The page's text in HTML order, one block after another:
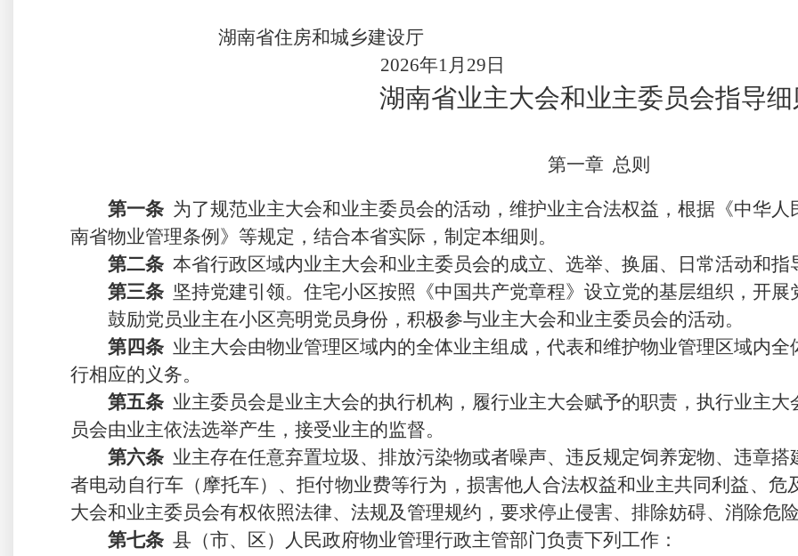
湖南省住房和城乡建设厅
2026年1月 29 日
湖南省业主大会和业主委员会指导细
第一章 总则
第一条 为了规范业主大会和业主委员会的活动，维护业主合法权益，根据《中华人
南省物业管理条例》等规定 ，结合本省实际，制定本细则。
第二条 本省行政区域内业主大会和业主委员会的成立、选举、换届、日常活动和指
第三条 坚持党建引领。 住宅小区按照《中国共产党章程》设立党的基层组织， 开展
鼓励党员业主在小区亮明党员身份，积极参与业主大会和业主委员会的活动。
第四条 业主大会由物业管理区域内的全体业主组成，代表和维护物业管理区域内
行相应的义务。
第五条 业主委员会是业主大会的执行机构，履行业主大会赋予的职责，执行业主大
员会由业主依法选举产生，接受业主的监督。
第六条 业主存在任意弃置垃圾、排放污染物或者噪声、违反规定饲养宠物、违章搭
者电动自行车（摩托车）、拒付物业费等行为， 损害他人合法权益和业主共同利益、
大会和业主委员会有权依照法律、法规及管理规约，要求停止侵害、排除妨碍、消除危
第七条 县（市、区）人民政府物业管理行政主管部门负责下列工作：